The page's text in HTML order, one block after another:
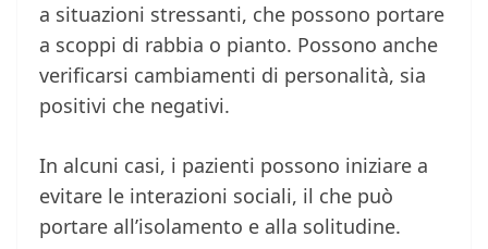
a situazioni stressanti, che possono portare
a scoppi di rabbia o pianto. Possono anche
verificarsi cambiamenti di personalità, sia
positivi che negativi.
In alcuni casi, i pazienti possono iniziare a
evitare le interazioni sociali, il che può
portare all’isolamento e alla solitudine.